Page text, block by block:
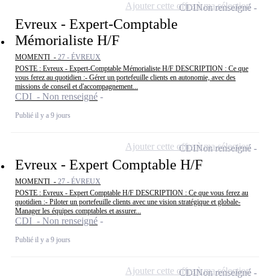
Evreux - Expert-Comptable
Mémorialiste H/F
MOMENTI - 27 - ÉVREUX
POSTE : Evreux - Expert-Comptable Mémorialiste H/F DESCRIPTION : Ce que
vous ferez au quotidien :- Gérer un portefeuille clients en autonomie, avec des
missions de conseil et d'accompagnement...
CDI - Non renseigné
Publié il y a 9 jours
CDINon renseigné
Ajouter cette offre à ma sélection
Evreux - Expert Comptable H/F
MOMENTI - 27 - ÉVREUX
POSTE : Evreux - Expert Comptable H/F DESCRIPTION : Ce que vous ferez au
quotidien :- Piloter un portefeuille clients avec une vision stratégique et globale-
Manager les équipes comptables et assurer...
CDI - Non renseigné
Publié il y a 9 jours
CDINon renseigné
Ajouter cette offre à ma sélection
CDINon renseigné
Ajouter cette offre à ma sélection